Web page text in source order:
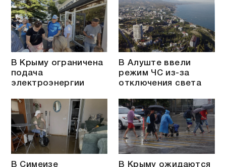
В Крыму ограничена
подача
электроэнергии
В Алуште ввели
режим ЧС из-за
отключения света
В Симеизе В Крыму ожидаются